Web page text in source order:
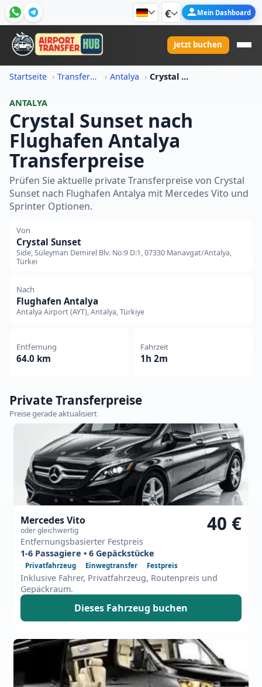
€ Mein Dashboard
Jetzt buchen
Startseite Transferpreis-Informationen Antalya Crystal Sunset Nach Flughafen Antalya Transferpreis
ANTALYA
Crystal Sunset nach
Flughafen Antalya
Transferpreise
Prüfen Sie aktuelle private Transferpreise von Crystal
Sunset nach Flughafen Antalya mit Mercedes Vito und
Sprinter Optionen.
Von
Crystal Sunset
Side, Süleyman Demirel Blv. No:9 D:1, 07330 Manavgat/Antalya,
Türkei
Nach
Flughafen Antalya
Antalya Airport (AYT), Antalya, Türkiye
Entfernung
64.0 km
Fahrzeit
1h 2m
Private Transferpreise
Preise gerade aktualisiert
Mercedes Vito
oder gleichwertig
Entfernungsbasierter Festpreis
40 €
1-6 Passagiere • 6 Gepäckstücke
Privatfahrzeug Einwegtransfer Festpreis
Inklusive Fahrer, Privatfahrzeug, Routenpreis und
Gepäckraum.
Dieses Fahrzeug buchen